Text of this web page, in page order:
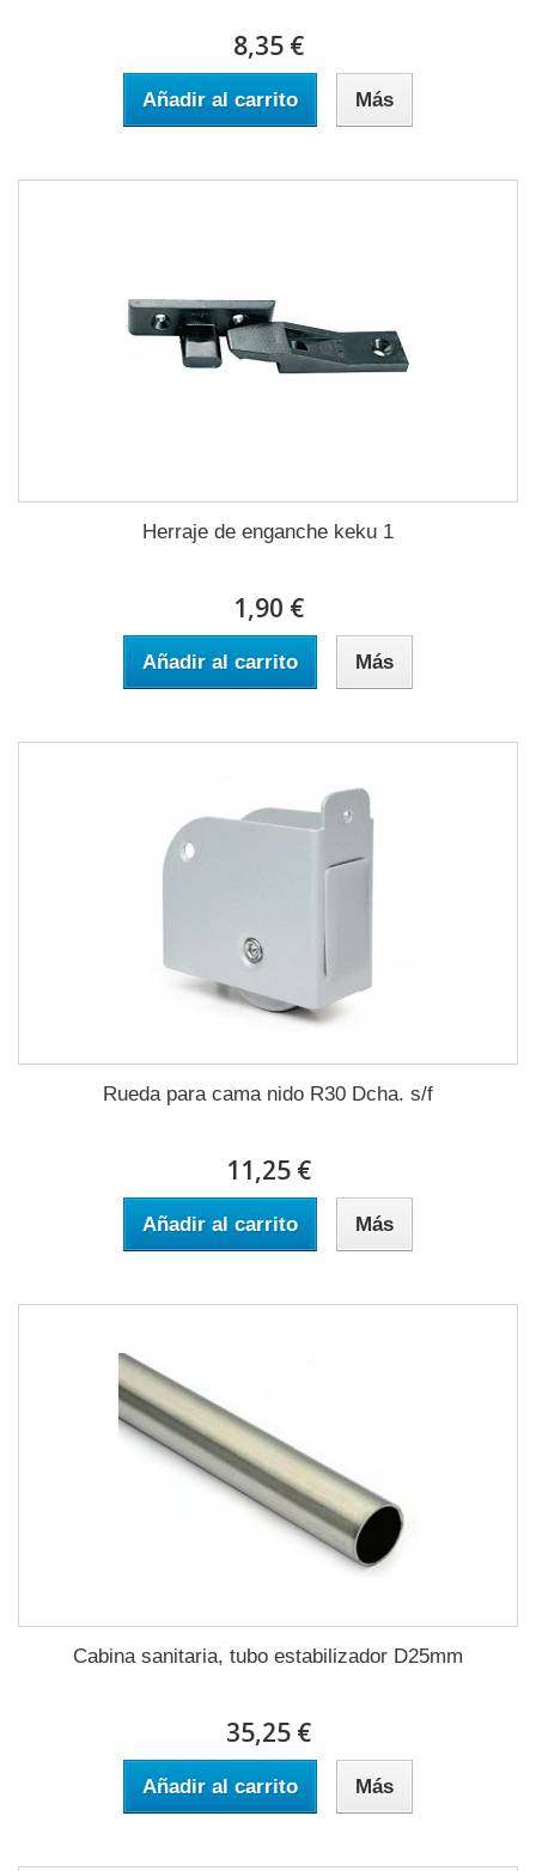
8,35 €
Añadir al carrito Más
Herraje de enganche keku 1
1,90 €
Añadir al carrito Más
Rueda para cama nido R30 Dcha. s/f
11,25 €
Añadir al carrito Más
Cabina sanitaria, tubo estabilizador D25mm
35,25 €
Añadir al carrito Más